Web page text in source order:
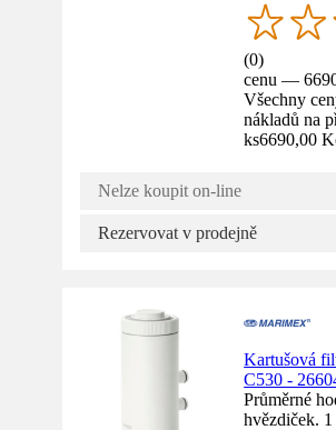
(0)
cenu —
Všechny
nákladů na
ks6690,00
Nelze koupit on-line
Rezervovat v prodejně
Kartušová
C530 -
Průměrné
hvězdiček.